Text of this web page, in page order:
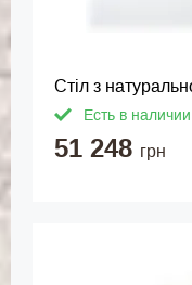
Стіл з
Есть в наличии
51 248 грн